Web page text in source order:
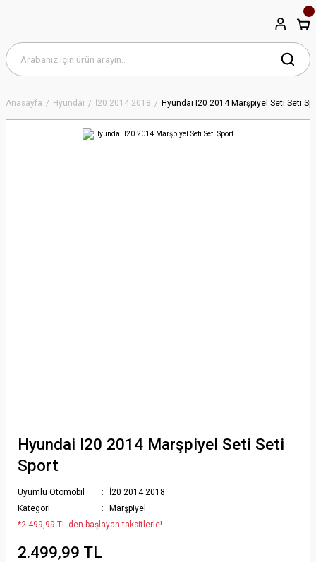
Anasayfa Hyundai İ20 2014 2018 Hyundai I20 2014 Marşpiyel Seti Seti
Hyundai I20 2014 Marşpiyel Seti Seti
Sport
Uyumlu Otomobil
İ20 2014 2018
Kategori
Marşpiyel
*2.499,99 TL den başlayan taksitlerle!
2.499,99 TL